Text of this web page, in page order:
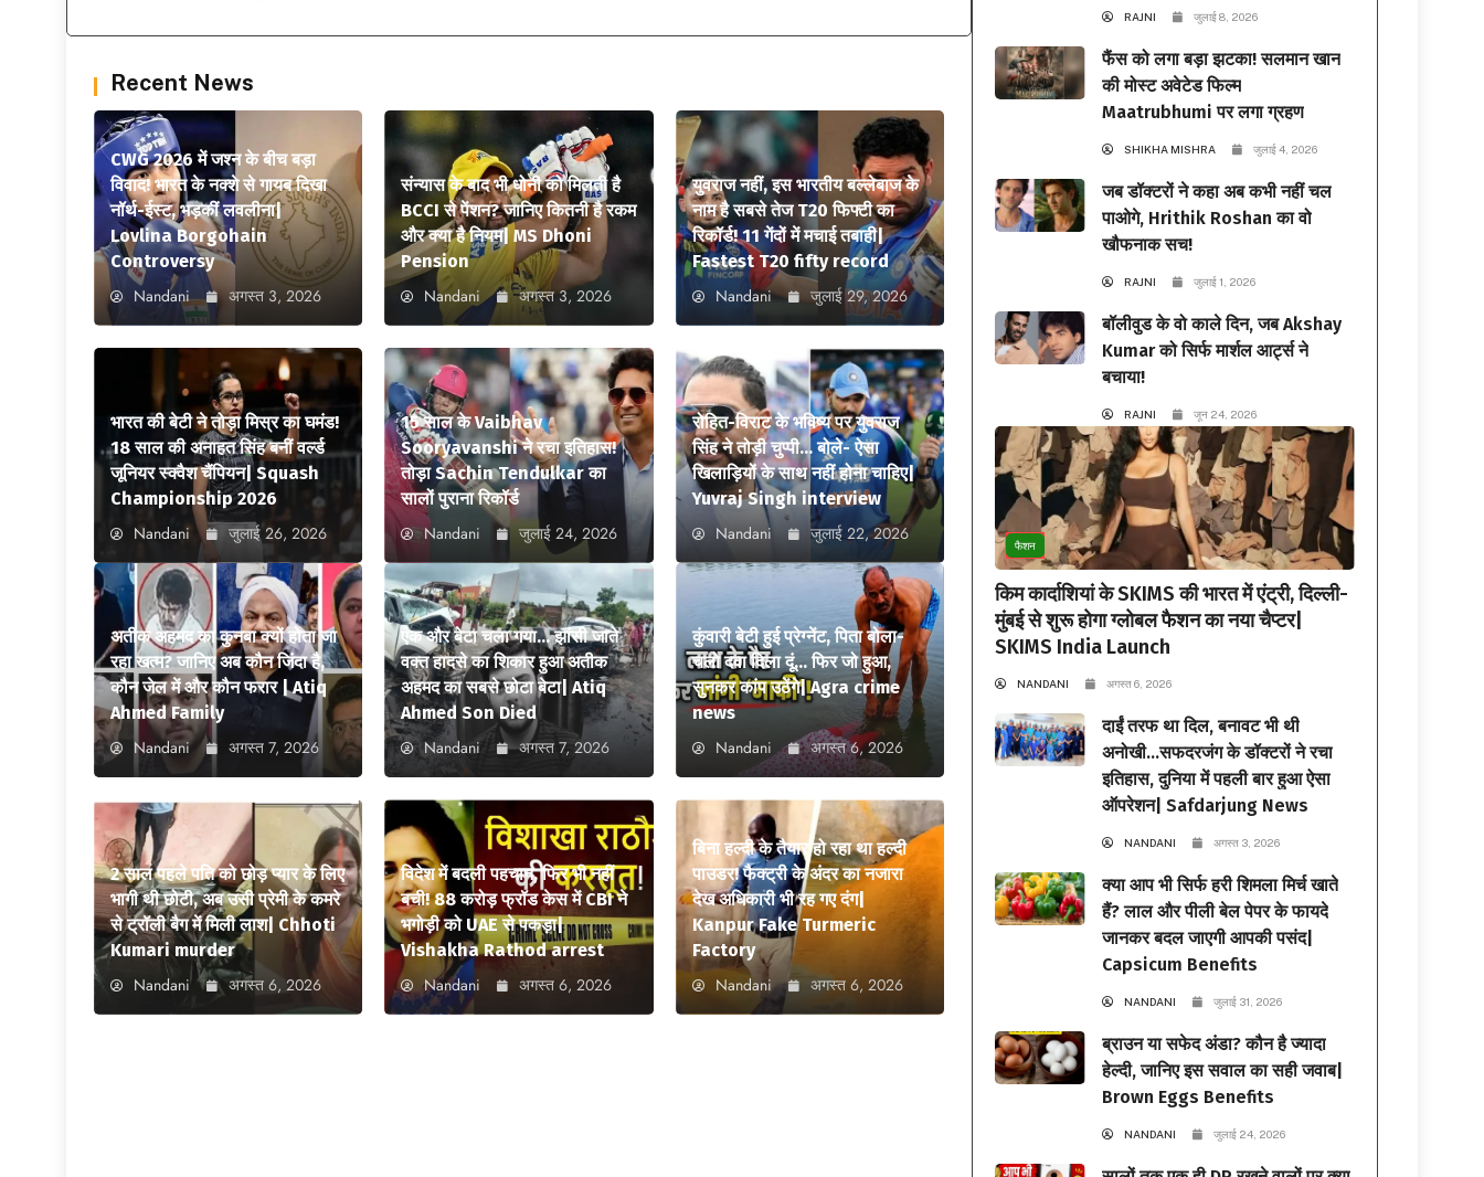
Recent News
CWG 2026 में जश्न के बीच बड़ा
विवाद! भारत के नक्शे से गायब दिखा
नॉर्थ-ईस्ट, भड़कीं लवलीना|
Lovlina Borgohain
Controversy
Nandani अगस्त 3, 2026
संन्यास के बाद भी धोनी को मिलती है
BCCI से पेंशन? जानिए कितनी है रकम
और क्या है नियम| MS Dhoni
Pension
Nandani अगस्त 3, 2026
युवराज नहीं, इस भारतीय बल्लेबाज के
नाम है सबसे तेज T20 फिफ्टी का
रिकॉर्ड! 11 गेंदों में मचाई तबाही|
Fastest T20 fifty record
Nandani जुलाई 29, 2026
भारत की बेटी ने तोड़ा मिस्र का घमंड!
18 साल की अनाहत सिंह बनीं वर्ल्ड
जूनियर स्क्वैश चैंपियन| Squash
Championship 2026
Nandani जुलाई 26, 2026
15 साल के Vaibhav
Sooryavanshi ने रचा इतिहास!
तोड़ा Sachin Tendulkar का
सालों पुराना रिकॉर्ड
Nandani जुलाई 24, 2026
रोहित-विराट के भविष्य पर युवराज
सिंह ने तोड़ी चुप्पी… बोले- ऐसा
खिलाड़ियों के साथ नहीं होना चाहिए|
Yuvraj Singh interview
Nandani जुलाई 22, 2026
अतीक अहमद का कुनबा क्यों होता जा
रहा खत्म? जानिए अब कौन जिंदा है,
कौन जेल में और कौन फरार | Atiq
Ahmed Family
Nandani अगस्त 7, 2026
एक और बेटा चला गया… झांसी जाते
वक्त हादसे का शिकार हुआ अतीक
अहमद का सबसे छोटा बेटा| Atiq
Ahmed Son Died
Nandani अगस्त 7, 2026
कुंवारी बेटी हुई प्रेग्नेंट, पिता बोला-
चलो दवा दिला दूं… फिर जो हुआ,
सुनकर कांप उठेंगे| Agra crime
news
Nandani अगस्त 6, 2026
2 साल पहले पति को छोड़ प्यार के लिए
भागी थी छोटी, अब उसी प्रेमी के कमरे
से ट्रॉली बैग में मिली लाश| Chhoti
Kumari murder
Nandani अगस्त 6, 2026
विदेश में बदली पहचान, फिर भी नहीं
बची! 88 करोड़ फ्रॉड केस में CBI ने
भगोड़ी को UAE से पकड़ा|
Vishakha Rathod arrest
Nandani अगस्त 6, 2026
बिना हल्दी के तैयार हो रहा था हल्दी
पाउडर! फैक्ट्री के अंदर का नजारा
देख अधिकारी भी रह गए दंग|
Kanpur Fake Turmeric
Factory
Nandani अगस्त 6, 2026
RAJNI जुलाई 8, 2026
फैंस को लगा बड़ा झटका! सलमान खान
की मोस्ट अवेटेड फिल्म
Maatrubhumi पर लगा ग्रहण
SHIKHA MISHRA जुलाई 4, 2026
जब डॉक्टरों ने कहा अब कभी नहीं चल
पाओगे, Hrithik Roshan का वो
खौफनाक सच!
RAJNI जुलाई 1, 2026
बॉलीवुड के वो काले दिन, जब Akshay
Kumar को सिर्फ मार्शल आर्ट्स ने
बचाया!
RAJNI जून 24, 2026
फैशन
किम कार्दाशियां के SKIMS की भारत में एंट्री, दिल्ली-
मुंबई से शुरू होगा ग्लोबल फैशन का नया चैप्टर|
SKIMS India Launch
NANDANI अगस्त 6, 2026
दाईं तरफ था दिल, बनावट भी थी
अनोखी…सफदरजंग के डॉक्टरों ने रचा
इतिहास, दुनिया में पहली बार हुआ ऐसा
ऑपरेशन| Safdarjung News
NANDANI अगस्त 3, 2026
क्या आप भी सिर्फ हरी शिमला मिर्च खाते
हैं? लाल और पीली बेल पेपर के फायदे
जानकर बदल जाएगी आपकी पसंद|
Capsicum Benefits
NANDANI जुलाई 31, 2026
ब्राउन या सफेद अंडा? कौन है ज्यादा
हेल्दी, जानिए इस सवाल का सही जवाब|
Brown Eggs Benefits
NANDANI जुलाई 24, 2026